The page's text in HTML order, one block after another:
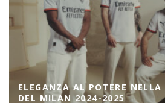
ELEGANZA AL POTERE
DEL MILAN 2024-2025